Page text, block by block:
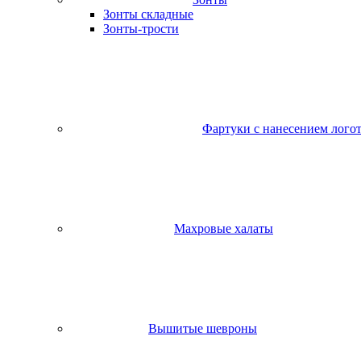
Зонты складные
Зонты-трости
Фартуки с нанесением
Махровые халаты
Вышитые шевроны